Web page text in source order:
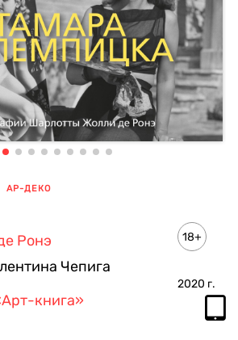
АР-ДЕКО
Ронэ
Чепига
18+
2020 г.
книга»